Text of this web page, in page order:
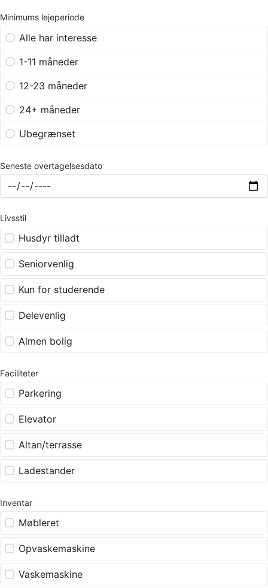
Minimums lejeperiode
Alle har interesse
1-11 måneder
12-23 måneder
24+ måneder
Ubegrænset
Seneste overtagelsesdato
Livsstil
Husdyr tilladt
Seniorvenlig
Kun for studerende
Delevenlig
Almen bolig
Faciliteter
Parkering
Elevator
Altan/terrasse
Ladestander
Inventar
Møbleret
Opvaskemaskine
Vaskemaskine